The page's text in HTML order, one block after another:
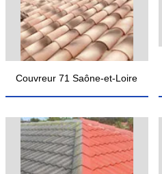
Couvreur 71 Saône-et-Loire